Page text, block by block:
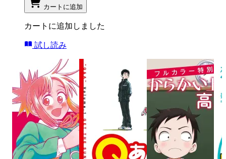
カートに追加
カートに追加しました
試し読み